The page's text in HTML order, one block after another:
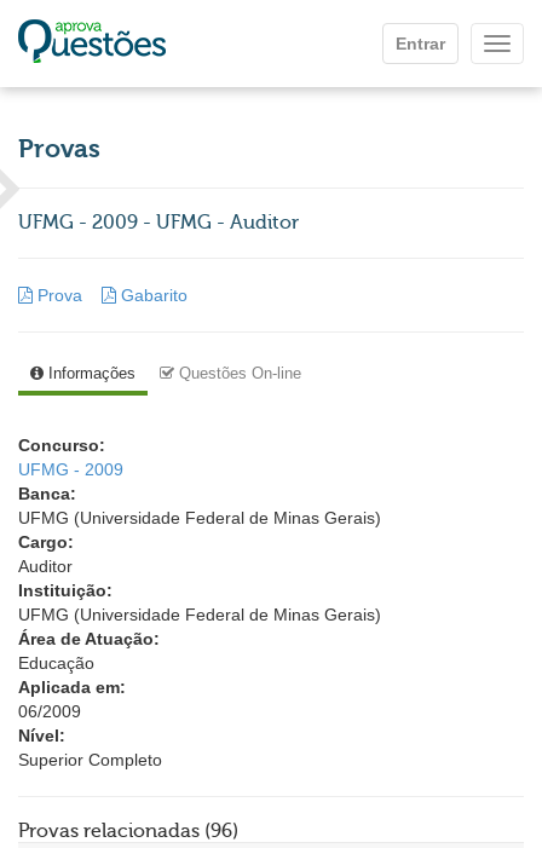
Entrar
Provas
UFMG - 2009 - UFMG - Auditor
Prova Gabarito
Informações Questões On-line
Concurso:
UFMG - 2009
Banca:
UFMG (Universidade Federal de Minas Gerais)
Cargo:
Auditor
Instituição:
UFMG (Universidade Federal de Minas Gerais)
Área de Atuação:
Educação
Aplicada em:
06/2009
Nível:
Superior Completo
Provas relacionadas (96)